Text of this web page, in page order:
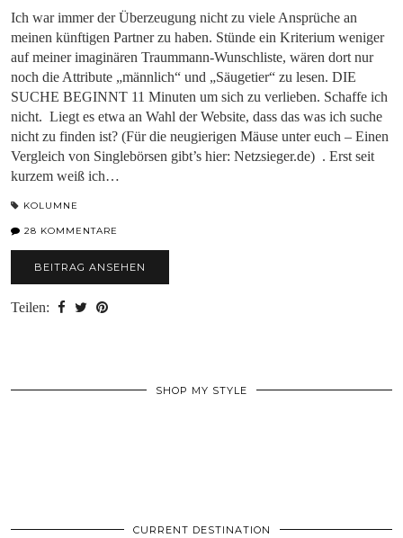
Ich war immer der Überzeugung nicht zu viele Ansprüche an
meinen künftigen Partner zu haben. Stünde ein Kriterium weniger
auf meiner imaginären Traummann-Wunschliste, wären dort nur
noch die Attribute „männlich“ und „Säugetier“ zu lesen. DIE
SUCHE BEGINNT 11 Minuten um sich zu verlieben. Schaffe ich
nicht. Liegt es etwa an Wahl der Website, dass das was ich suche
nicht zu finden ist? (Für die neugierigen Mäuse unter euch – Einen
Vergleich von Singlebörsen gibt’s hier: Netzsieger.de) . Erst seit
kurzem weiß ich…
KOLUMNE
28 KOMMENTARE
BEITRAG ANSEHEN
Teilen:
SHOP MY STYLE
CURRENT DESTINATION